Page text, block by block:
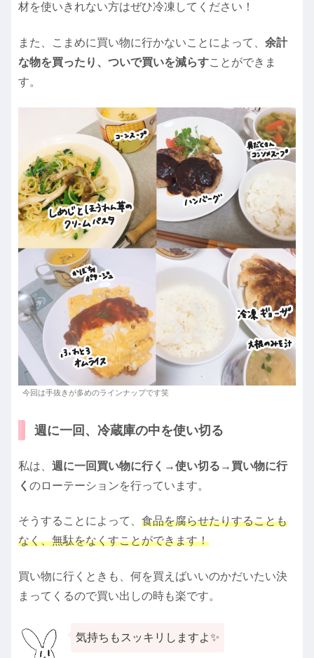
材を使いきれない方はぜひ冷凍してください！
また、こまめに買い物に行かないことによって、 余計
な物を買ったり、ついで買いを減らすことができま
す。
今回は手抜きが多めのラインナップです笑
週に一回、冷蔵庫の中を使い切る
私は、 週に一回買い物に行く→使い切る→買い物に行
く のローテーションを行っています。
そうすることによって、 食品を腐らせたりすることも
なく、無駄をなくすことができます！
買い物に行くときも、何を買えばいいのかだいたい決
まってくるので買い出しの時も楽です。
気持ちもスッキリしますよ✨